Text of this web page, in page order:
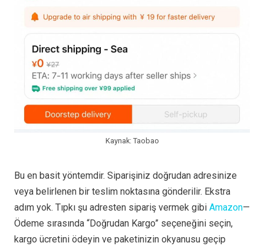
Kaynak: Taobao
Bu en basit yöntemdir. Siparişiniz doğrudan adresinize
veya belirlenen bir teslim noktasına gönderilir. Ekstra
adım yok. Tıpkı şu adresten sipariş vermek gibi Amazon—
Ödeme sırasında “Doğrudan Kargo” seçeneğini seçin,
kargo ücretini ödeyin ve paketinizin okyanusu geçip